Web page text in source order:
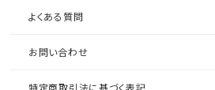
よくある質問
お問い合わせ
特定商取引法に基づく表記